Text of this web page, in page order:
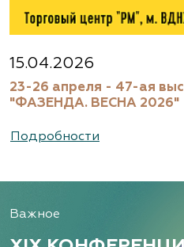
15.04.2026
23-26 апреля - 47-ая
"ФАЗЕНДА. ВЕСНА 2026"
Подробности
Важное